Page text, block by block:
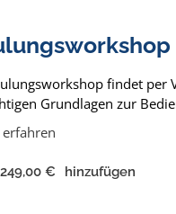
findet
Grundlagen zur
249,00 € hinzufügen